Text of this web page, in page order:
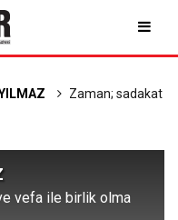
Zaman; sadakat
vefa ile birlik olma